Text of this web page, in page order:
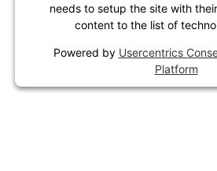
needs to setup the site with
content to the list of
Powered by Usercentrics
Platform